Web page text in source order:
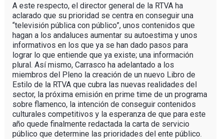
A este respecto, el director general de la RTVA ha
aclarado que su prioridad se centra en conseguir una
“televisión pública con público”, unos contenidos que
hagan a los andaluces aumentar su autoestima y unos
informativos en los que ya se han dado pasos para
lograr lo que entiende que ya existe; una información
plural. Así mismo, Carrasco ha adelantado a los
miembros del Pleno la creación de un nuevo Libro de
Estilo de la RTVA que cubra las nuevas realidades del
sector, la próxima emisión en prime time de un programa
sobre flamenco, la intención de conseguir contenidos
culturales competitivos y la esperanza de que para este
año quede finalmente redactada la carta de servicio
público que determine las prioridades del ente público.